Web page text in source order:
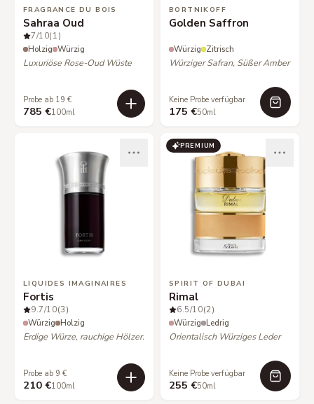
FRAGRANCE DU BOIS
Sahraa Oud
7/10(1)
Holzig Würzig
Luxuriöse Rose-Oud Wüste
Probe ab 19 €
785 €100ml
BORTNIKOFF
Golden Saffron
Würzig Zitrisch
Würziger Safran, Süßer Amber
Keine Probe verfügbar
175 €50ml
LIQUIDES IMAGINAIRES
Fortis
9.7/10(3)
Würzig Holzig
Erdige Würze, rauchige Hölzer.
Probe ab 9 €
210 €100ml
PREMIUM
SPIRIT OF DUBAI
Rimal
6.5/10(2)
Würzig Ledrig
Orientalisch Würziges Leder
Keine Probe verfügbar
255 €50ml